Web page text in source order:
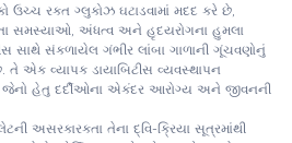
ઉચ્ચ રક્ત ગ્લુકોઝ ઘટાડવામાં મદદ કરે છે,
સમસ્યાઓ, અંધત્વ અને હૃદયરોગના હુમલા
સાથે સંકળાયેલ ગંભીર લાંબા ગાળાની ગૂંચવણોનું
તે એક વ્યાપક ડાયાબિટીસ વ્યવસ્થાપન
જેનો હેતુ દર્દીઓના એકંદર આરોગ્ય અને જીવનની
અસરકારકતા તેના દ્વિ-ક્રિયા સૂત્રમાંથી